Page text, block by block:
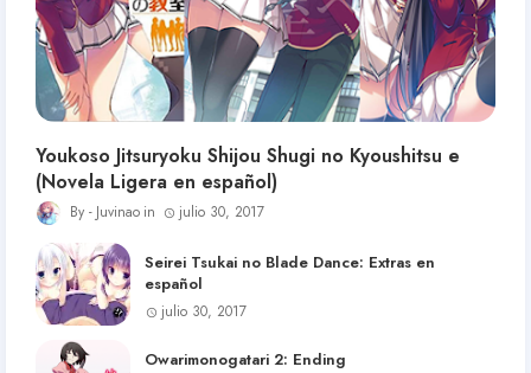
Youkoso Jitsuryoku Shijou Shugi no Kyoushitsu e
(Novela Ligera en español)
Juvinao julio 30, 2017
Seirei Tsukai no Blade Dance: Extras en
español
julio 30, 2017
Owarimonogatari 2: Ending